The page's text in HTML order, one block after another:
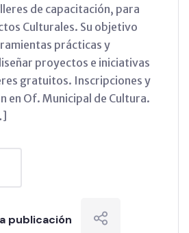
de capacitación, para
Culturales. Su objetivo
prácticas y
proyectos e iniciativas
gratuitos. Inscripciones y
en Of. Municipal de Cultura.
publicación